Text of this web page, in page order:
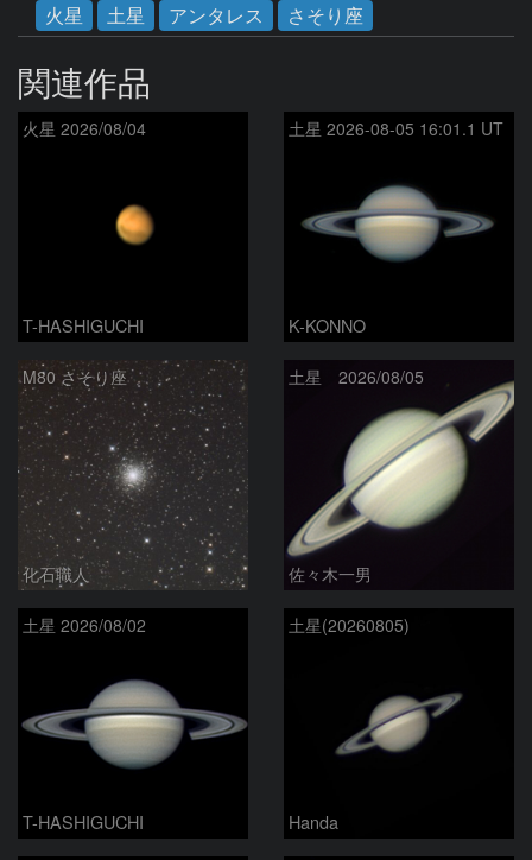
火星
土星 アンタレス さそり座
関連作品
火星 2026/08/04
T-HASHIGUCHI
土星 2026-08-05 16:01.1 UT
K-KONNO
M80 さそり座
化石職人
土星 2026/08/05
佐々木一男
土星 2026/08/02
T-HASHIGUCHI
土星(20260805)
Handa